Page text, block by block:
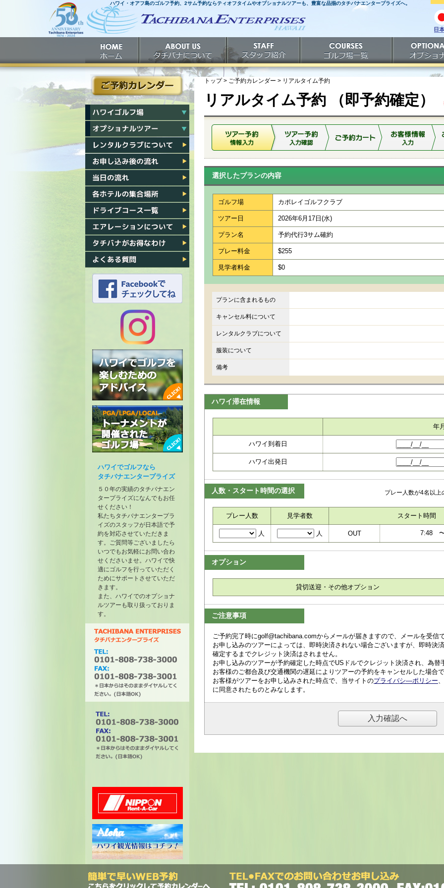
ハワイ・オアフ島のゴルフ予約、2サム予約ならティオフタイムやオプショナルツアーも、豊富な品揃のタチバナエンタープライズへ。
日
語
ホーム タチバナについて スタッフ紹介 ゴルフ場一覧 オプショナルツ
ご予約カレンダー
ハワイゴルフ場一覧
ハワイオプショナルツアー一覧
レンタルクラブについて
お申し込み後の流れ
当日の流れ
各ホテル集合場所
各ゴルフ場への行き方
エアレーション
タチバナがお得なわけ
よくある質問
タチバナのFacebook
タチバナの
Instagram
ハワイでゴルフを楽しむための
アドバイス
フ場
ハワイでゴルフなら
タチバナエンタープライズ
５０年の実績のタチバナエン
タープライズになんでもお任
せください！
私たちタチバナエンタープラ
イズのスタッフが日本語で予
約を対応させていただきま
す。ご質問等ございましたら
いつでもお気軽にお問い合わ
せくださいませ。ハワイで快
適にゴルフを行っていただく
ためにサポートさせていただ
きます。
また、ハワイでのオプショナ
ルツアーも取り扱っておりま
す。
タチバナエンタープライズ
ださい。(日本語OK)
ニッポンレンタカー
ハワイ州観光局
トップ> ご予約カレンダー > リアルタイム予約
リアルタイム予約 （即予約確定）
選択したプランの内容
ゴルフ場 カポレイゴルフクラブ
ツアー日 2026年6月17日(水)
プラン名 予約代行3サム確約
プレー料金 $255
見学者料金 $0
プランに含まれるもの
キャンセル料について
レンタルクラブについて
服装について
備考
ハワイ滞在情報
年
ハワイ到着日
ハワイ出発日
人数・スタート時間の選択 プレー人数が4名以
プレー人数 見学者数 スタート時間
人 人 OUT 7:48
オプション
貸切送迎・その他オプション
ご注意事項
ご予約完了時にgolf@tachibana.comからメールが届きますので、メールを受信
お申し込みのツアーによっては、即時決済されない場合ございますが、即時決
確定するまでクレジット決済はされません。
お申し込みのツアーが予約確定した時点でUSドルでクレジット決済され、為
お客様のご都合及び交通機関の遅延によりツアーの予約をキャンセルした場合
お客様がツアーをお申し込みされた時点で、当サイトのプライバシ―ポリシー、
に同意されたものとみなします。